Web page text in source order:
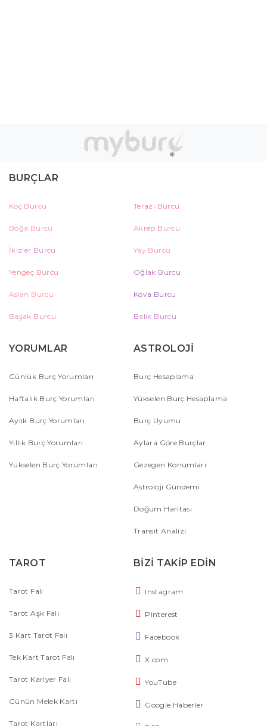
BURÇLAR
Koç Burcu Terazi Burcu
Boğa Burcu Akrep Burcu
İkizler Burcu Yay Burcu
Yengeç Burcu Oğlak Burcu
Aslan Burcu Kova Burcu
Başak Burcu Balık Burcu
YORUMLAR
Günlük Burç Yorumları
Haftalık Burç Yorumları
Aylık Burç Yorumları
Yıllık Burç Yorumları
Yükselen Burç Yorumları
ASTROLOJİ
Burç Hesaplama
Yükselen Burç Hesaplama
Burç Uyumu
Aylara Göre Burçlar
Gezegen Konumları
Astroloji Gündemi
Doğum Haritası
Transit Analizi
TAROT
Tarot Falı
Tarot Aşk Falı
3 Kart Tarot Falı
Tek Kart Tarot Falı
Tarot Kariyer Falı
Günün Melek Kartı
Tarot Kartları
BİZİ TAKİP EDİN
Instagram
Pinterest
Facebook
X.com
YouTube
Google Haberler